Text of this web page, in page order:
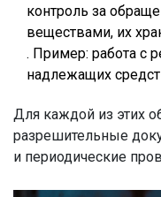
контроль за
веществами, их
. Пример: работа с
надлежащих
Для каждой из этих
разрешительные
и периодические